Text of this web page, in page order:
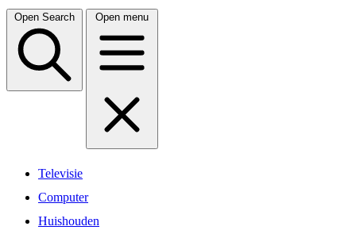
Open Search Open menu
Televisie
Computer
Huishouden